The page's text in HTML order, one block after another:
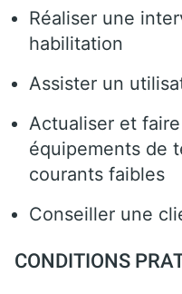
Réaliser une
habilitation
Assister un
Actualiser et
équipements de
courants faibles
Conseiller une
CONDITIONS